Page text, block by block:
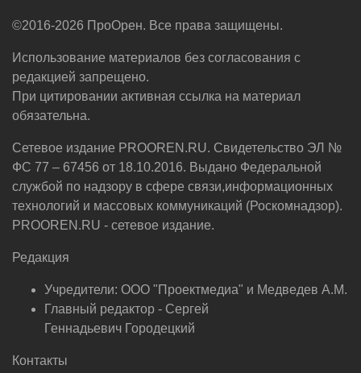
©2016-2026 ПроОрен. Все права защищены.
Использование материалов без согласования с
редакцией запрещено.
При цитировании активная ссылка на материал
обязательна.
Сетевое издание PROOREN.RU. Свидетельство ЭЛ №
ФС 77 – 67456 от 18.10.2016. Выдано Федеральной
службой по надзору в сфере связи,информационных
технологий и массовых коммуникаций (Роскомнадзор).
PROOREN.RU - сетевое издание.
Редакция
Учредители: ООО "Проектмедиа" и Медведев А.М.
Главный редактор - Сергей
Геннадьевич Городецкий
Контакты